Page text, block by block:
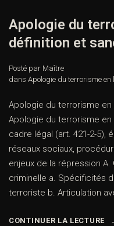
Apologie du
définition et
Posté par Maître
dans Apologie du terrorisme
Apologie du terrorisme
Apologie du terrorisme
cadre légal (art. 421-2-5),
réseaux sociaux,
enjeux de la répression
criminelle a. Spécificités
terroriste b. Articulation
CONTINUER LA LECTURE